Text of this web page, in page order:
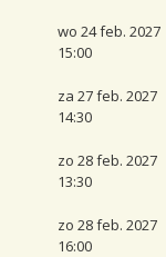
wo 24 feb. 2027
15:00
za 27 feb. 2027
14:30
zo 28 feb. 2027
13:30
zo 28 feb. 2027
16:00